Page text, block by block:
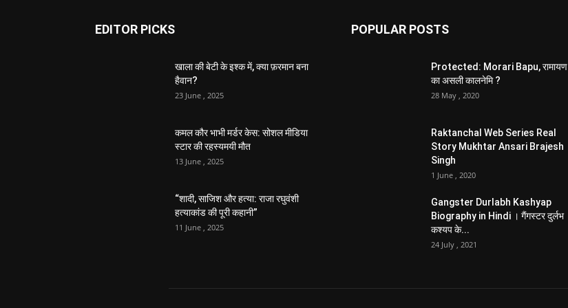
EDITOR PICKS
खाला की बेटी के इश्क में, क्या फ़रमान बना
हैवान?
23 June , 2025
कमल कौर भाभी मर्डर केस: सोशल मीडिया
स्टार की रहस्यमयी मौत
13 June , 2025
“शादी, साजिश और हत्या: राजा रघुवंशी
हत्याकांड की पूरी कहानी”
11 June , 2025
POPULAR POSTS
Protected: Morari Bapu, रामायण
का असली कालनेमि ?
28 May , 2020
Raktanchal Web Series Real
Story Mukhtar Ansari Brajesh
Singh
1 June , 2020
Gangster Durlabh Kashyap
Biography in Hindi । गैंगस्टर दुर्लभ
कश्यप के...
24 July , 2021